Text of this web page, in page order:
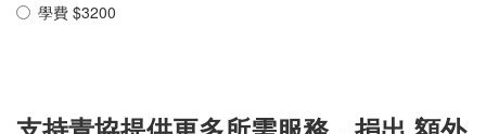
學費 $3200